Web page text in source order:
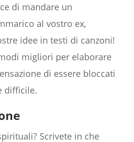
di mandare un
al vostro ex,
idee in testi di canzoni!
migliori per elaborare
di essere bloccati
difficile.
Scrivete in che